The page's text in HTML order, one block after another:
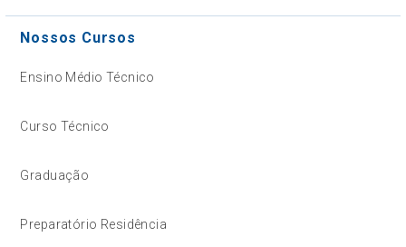
Nossos Cursos
Ensino Médio Técnico
Curso Técnico
Graduação
Preparatório Residência